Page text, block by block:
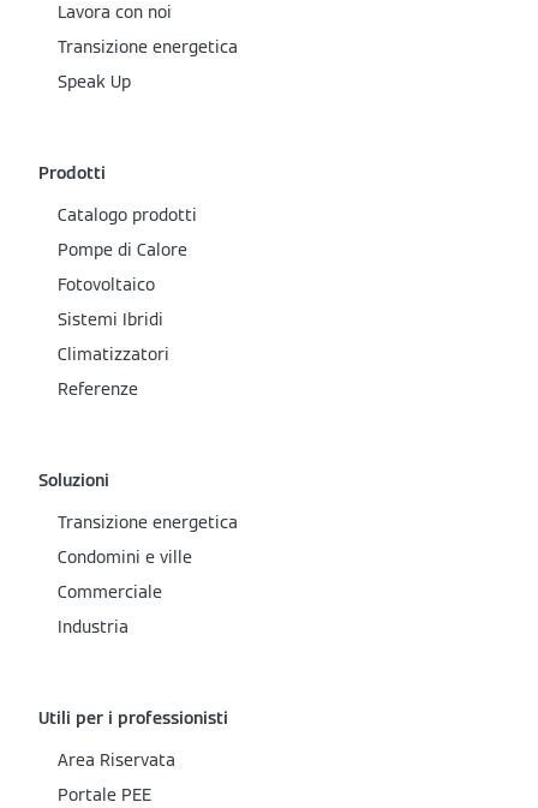
Lavora con noi
Transizione energetica
Speak Up
Prodotti
Catalogo prodotti
Pompe di Calore
Fotovoltaico
Sistemi Ibridi
Climatizzatori
Referenze
Soluzioni
Transizione energetica
Condomini e ville
Commerciale
Industria
Utili per i professionisti
Area Riservata
Portale PEE